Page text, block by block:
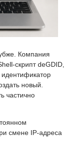
Компания
скрипт deGDID,
новый.
частично
смене IP-адреса